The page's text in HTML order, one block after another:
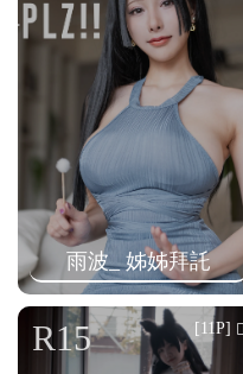
雨波_ 姊姊拜託
R15 [11P]